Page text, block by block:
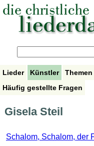
Lieder Künstler Themen
Häufig gestellte Fragen
Gisela Steil
Schalom, Schalom, der